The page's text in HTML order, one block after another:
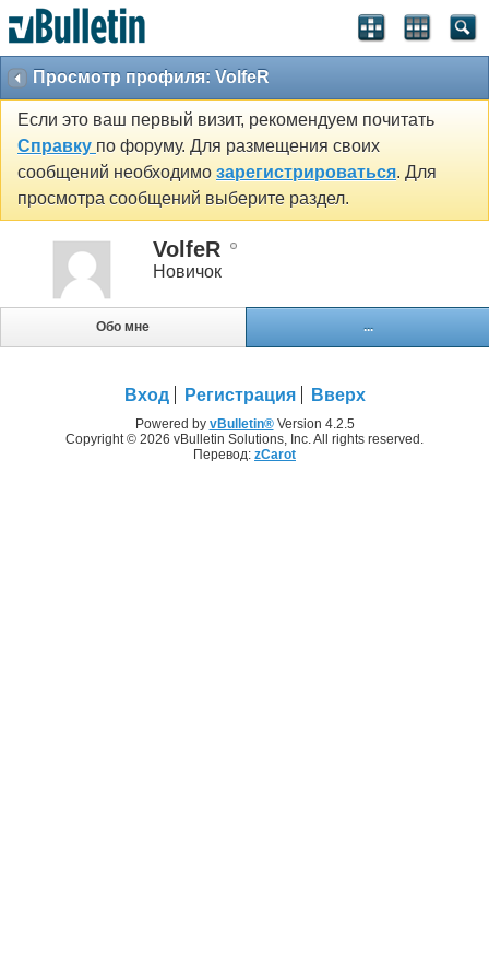
Просмотр профиля: VolfeR
Если это ваш первый визит, рекомендуем почитать
Справку по форуму. Для размещения своих
сообщений необходимо зарегистрироваться. Для
просмотра сообщений выберите раздел.
VolfeR
Новичок
Обо мне ...
Вход Регистрация Вверх
Powered by vBulletin®Version 4.2.5
Copyright © 2026 vBulletin Solutions, Inc. All rights reserved.
Перевод: zCarot